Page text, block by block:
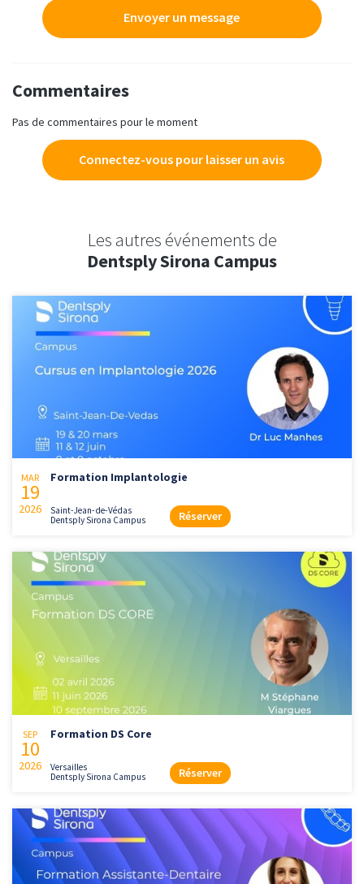
Envoyer un message
Commentaires
Pas de commentaires pour le moment
Connectez-vous pour laisser un avis
Les autres événements de
Dentsply Sirona Campus
MAR
19
2026
Formation Implantologie
Saint-Jean-de-Védas
Dentsply Sirona Campus
Réserver
SEP
10
2026
Formation DS Core
Versailles
Dentsply Sirona Campus
Réserver